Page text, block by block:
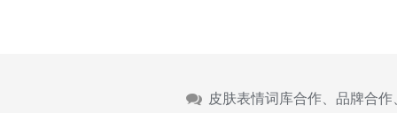
皮肤表情词库合作、品牌合